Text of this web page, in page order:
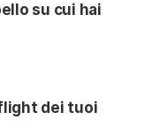
su cui hai
dei tuoi